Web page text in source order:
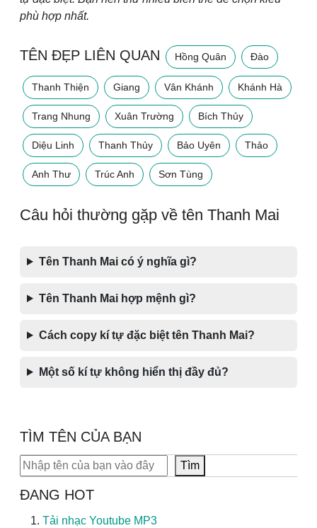
phù hợp nhất.
TÊN ĐẸP LIÊN QUAN Hồng Quân Đào
Thanh Thiện Giang Vân Khánh Khánh Hà
Trang Nhung Xuân Trường Bích Thủy
Diệu Linh Thanh Thủy Bảo Uyên Thảo
Anh Thư Trúc Anh Sơn Tùng
Câu hỏi thường gặp về tên Thanh Mai
Tên Thanh Mai có ý nghĩa gì?
Tên Thanh Mai hợp mệnh gì?
Cách copy kí tự đặc biệt tên Thanh Mai?
Một số kí tự không hiển thị đầy đủ?
TÌM TÊN CỦA BẠN
Tìm kiếm Tìm
ĐANG HOT
Tải nhạc Youtube MP3